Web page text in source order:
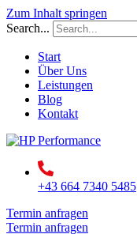
Zum Inhalt springen
Search...
Start
Über Uns
Leistungen
Blog
Kontakt
+43 664 7340 5485
Termin anfragen
Termin anfragen